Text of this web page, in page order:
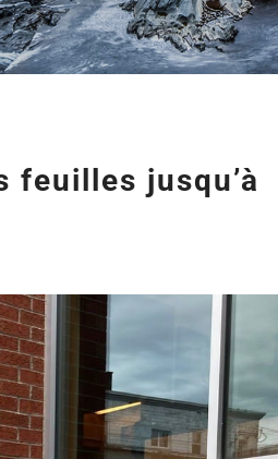
feuilles jusqu’à